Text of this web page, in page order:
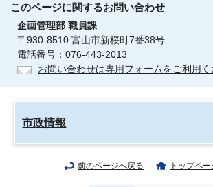
このページに関するお問い合わせ
企画管理部 職員課
〒930-8510 富山市新桜町7番38号
電話番号：076-443-2013
お問い合わせは専用フォームをご利用く
市政情報
前のページへ戻る トップペ